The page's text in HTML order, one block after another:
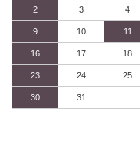
2 3 4
9 10 11
16 17 18
23 24 25
30 31